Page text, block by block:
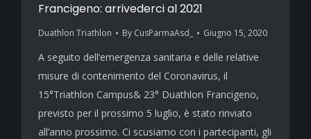
Francigeno: arrivederci al 2021
Duathlon Triathlon By CusParmaAsd_ Giugno 15, 2020
A seguito dell’emergenza sanitaria e delle relative
misure di contenimento del Coronavirus, il
15°Triathlon Campus& 23° Duathlon Francigeno,
previsto per il prossimo 5 luglio, è stato rinviato
all’anno prossimo. Ci scusiamo con i partecipanti, gli